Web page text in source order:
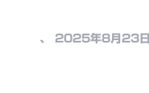
中…
、 2025年8月23日